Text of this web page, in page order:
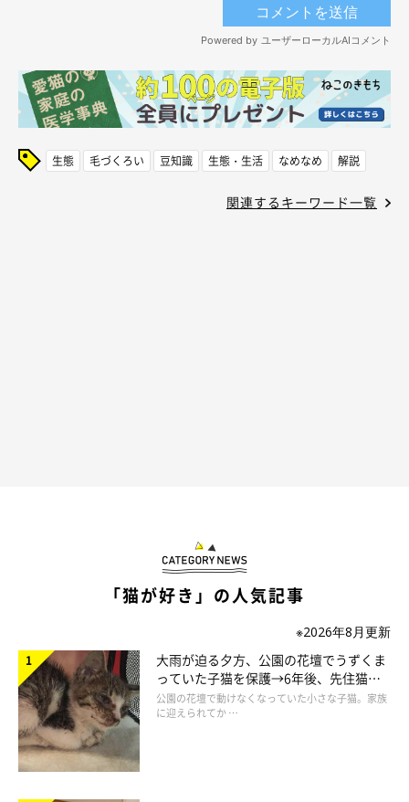
生態 毛づくろい 豆知識 生態・生活 なめなめ 解説
関連するキーワード一覧
「猫が好き」の人気記事
※2026年8月更新
大雨が迫る夕方、公園の花壇でうずくま
っていた子猫を保護→6年後、先住猫
と“姉妹”のような関係に
公園の花壇で動けなくなっていた小さな子猫。家族
に迎えられてか …